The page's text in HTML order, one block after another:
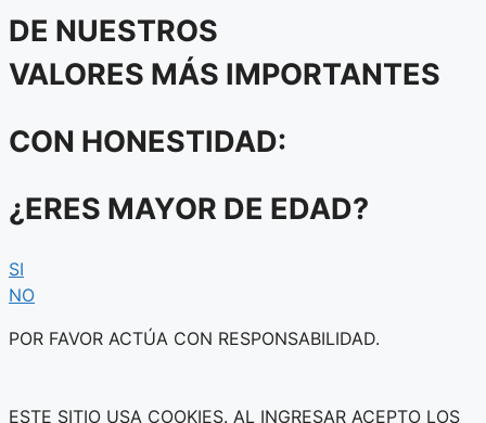
DE NUESTROS
VALORES MÁS IMPORTANTES
CON HONESTIDAD:
¿ERES MAYOR DE EDAD?
SI
NO
POR FAVOR ACTÚA CON RESPONSABILIDAD.
ESTE SITIO USA COOKIES. AL INGRESAR ACEPTO LOS